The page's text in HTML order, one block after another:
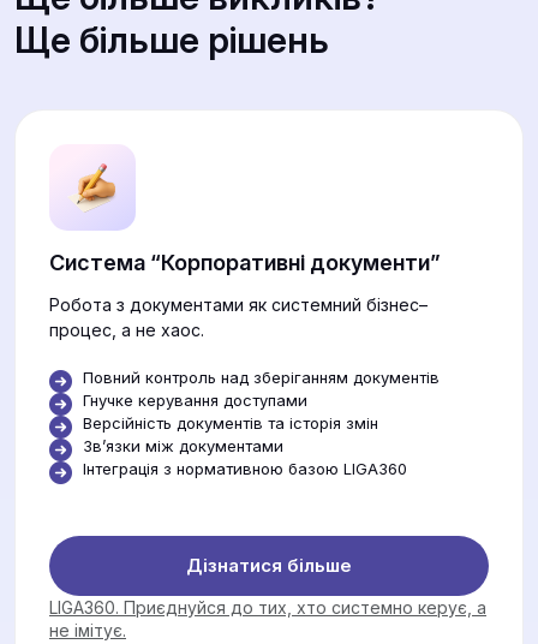
Ще більше рішень
Система “Корпоративні документи”
Робота з документами як системний бізнес–
процес, а не хаос.
Повний контроль над зберіганням документів
Гнучке керування доступами
Версійність документів та історія змін
Звʼязки між документами
Інтеграція з нормативною базою LIGA360
Дізнатися більше
LIGA360. Приєднуйся до тих, хто системно керує, а
не імітує.